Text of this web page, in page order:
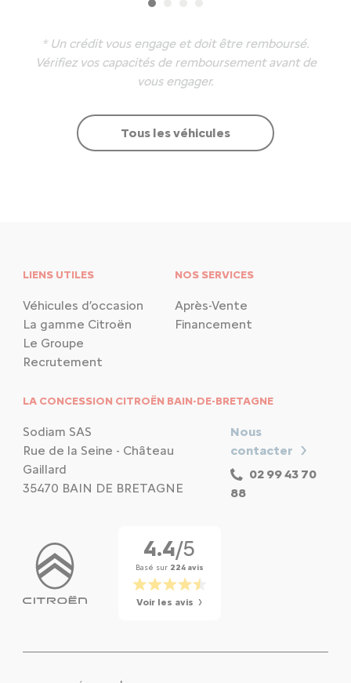
* Un crédit vous engage et doit être remboursé.
Vérifiez vos capacités de remboursement avant de
vous engager.
Tous les véhicules
LIENS UTILES
Véhicules d’occasion
La gamme Citroën
Le Groupe
Recrutement
NOS SERVICES
Après-Vente
Financement
LA CONCESSION CITROËN BAIN-DE-BRETAGNE
Sodiam SAS
Rue de la Seine - Château
Gaillard
35470 BAIN DE BRETAGNE
Nous
contacter
02 99 43 70
88
4.4/5
Basé sur 224 avis
Voir les avis